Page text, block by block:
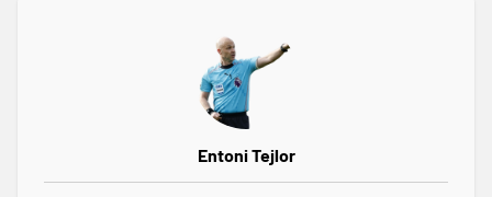
Entoni Tejlor